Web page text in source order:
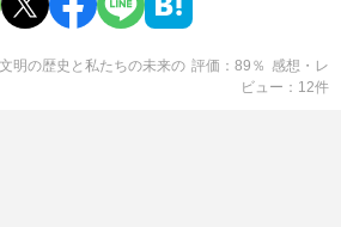
明の歴史と私たちの未来の 評価 89 ％ 感想・レ
ビュー
12件